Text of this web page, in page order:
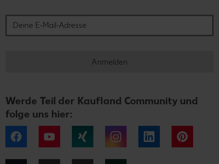
Anmelden
Werde Teil der Kaufland Community und
folge uns hier:
Facebook YouTube Instagram LinkedIn